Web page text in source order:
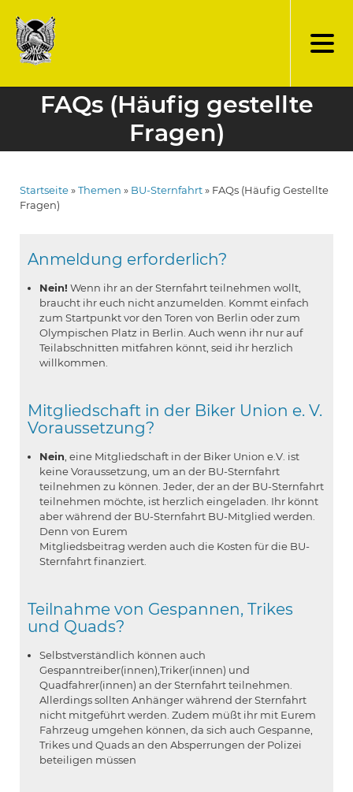
zum
Inhalt
FAQs (Häufig gestellte
Fragen)
Pfadnavigation
Startseite Themen BU-Sternfahrt
FAQs (Häufig Gestellte
Fragen)
Anmeldung erforderlich?
Nein! Wenn ihr an der Sternfahrt teilnehmen wollt,
braucht ihr euch nicht anzumelden. Kommt einfach
zum Startpunkt vor den Toren von Berlin oder zum
Olympischen Platz in Berlin. Auch wenn ihr nur auf
Teilabschnitten mitfahren könnt, seid ihr herzlich
willkommen.
Mitgliedschaft in der Biker Union e. V.
Voraussetzung?
Nein , eine Mitgliedschaft in der Biker Union e.V. ist
keine Voraussetzung, um an der BU-Sternfahrt
teilnehmen zu können. Jeder, der an der BU-Sternfahrt
teilnehmen möchte, ist herzlich eingeladen. Ihr könnt
aber während der BU-Sternfahrt BU-Mitglied werden.
Denn von Eurem
Mitgliedsbeitrag werden auch die Kosten für die BU-
Sternfahrt finanziert.
Teilnahme von Gespannen, Trikes
und Quads?
Selbstverständlich können auch
Gespanntreiber(innen),Triker(innen) und
Quadfahrer(innen) an der Sternfahrt teilnehmen.
Allerdings sollten Anhänger während der Sternfahrt
nicht mitgeführt werden. Zudem müßt ihr mit Eurem
Fahrzeug umgehen können, da sich auch Gespanne,
Trikes und Quads an den Absperrungen der Polizei
beteiligen müssen